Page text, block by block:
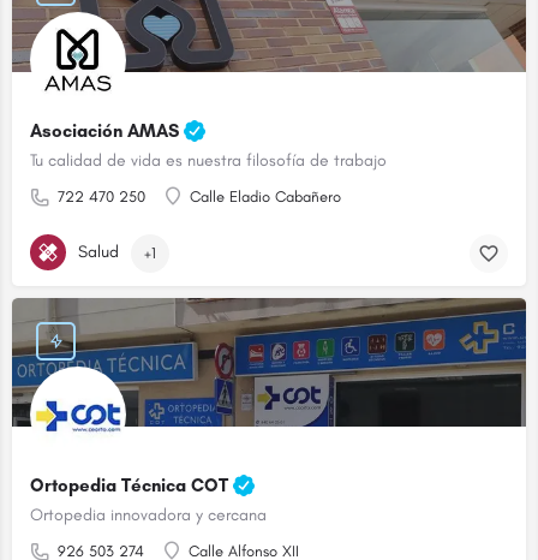
Asociación AMAS
Tu calidad de vida es nuestra filosofía de trabajo
722 470 250 Calle Eladio Cabañero
Salud +1
Ortopedia Técnica COT
Ortopedia innovadora y cercana
926 503 274 Calle Alfonso XII